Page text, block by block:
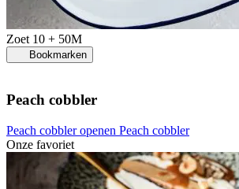
Zoet 10 + 50M
Bookmarken
Peach cobbler
Peach cobbler openen Peach cobbler
Onze favoriet